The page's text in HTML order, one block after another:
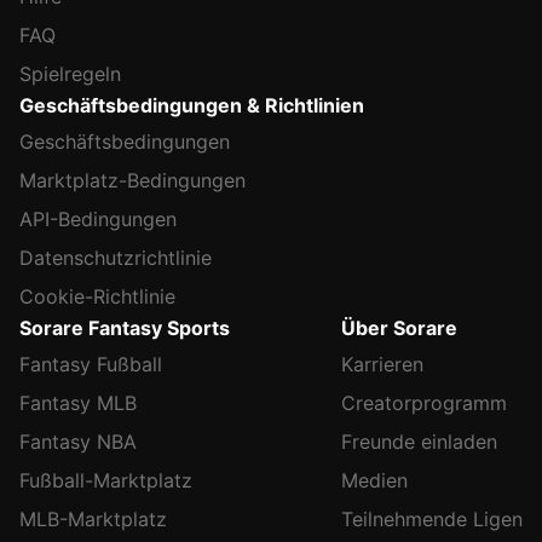
FAQ
Spielregeln
Geschäftsbedingungen & Richtlinien
Geschäftsbedingungen
Marktplatz-Bedingungen
API-Bedingungen
Datenschutzrichtlinie
Cookie-Richtlinie
Sorare Fantasy Sports
Fantasy Fußball
Fantasy MLB
Fantasy NBA
Fußball-Marktplatz
MLB-Marktplatz
Über Sorare
Karrieren
Creatorprogramm
Freunde einladen
Medien
Teilnehmende Ligen